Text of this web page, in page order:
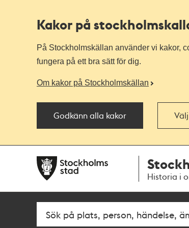
Kakor på
På Stockholmskällan använder vi kakor,
fungera på ett bra sätt för dig.
Om kakor på Stockholmskällan
Godkänn alla kakor
navigationen
huvudinnehållet
Historia i
Fritextsök